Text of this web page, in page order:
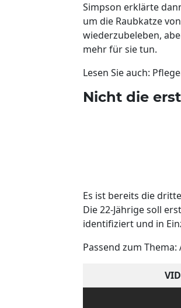
Simpson erklärte
um die Raubkatze
wiederzubeleben,
mehr für sie tun.
Lesen Sie auch:
Nicht die
Es ist bereits die
Die 22-Jährige soll
identifiziert und in
Passend zum Thema: